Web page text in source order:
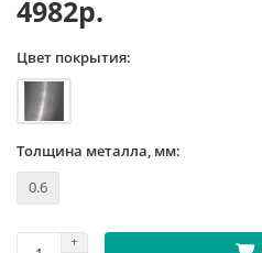
4982р.
Цвет покрытия:
Толщина металла, мм:
0.6